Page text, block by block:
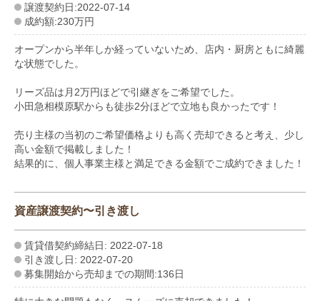
譲渡契約日:2022-07-14
成約額:230万円
オープンから半年しか経っていないため、店内・厨房ともに綺麗
な状態でした。
リーズ品は月2万円ほどで引継ぎをご希望でした。
小田急相模原駅からも徒歩2分ほどで立地も良かったです！
売り主様の当初のご希望価格よりも高く売却できると考え、少し
高い金額で掲載しました！
結果的に、個人事業主様と満足できる金額でご成約できました！
資産譲渡契約〜引き渡し
賃貸借契約締結日: 2022-07-18
引き渡し日: 2022-07-20
募集開始から売却までの期間:136日